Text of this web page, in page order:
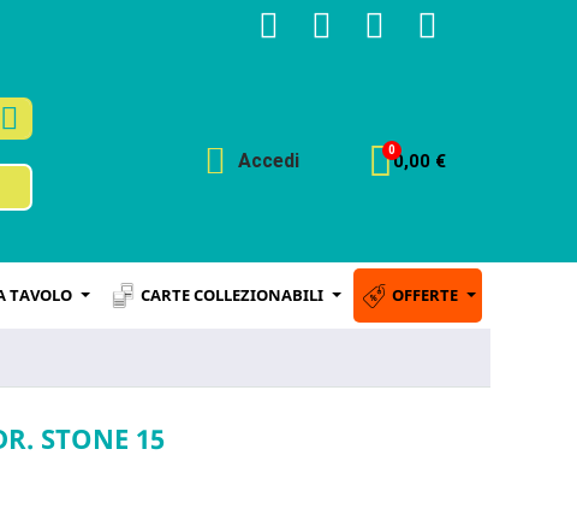
Accedi 0,00 €
TAVOLO CARTE COLLEZIONABILI OFFERTE
STONE 15